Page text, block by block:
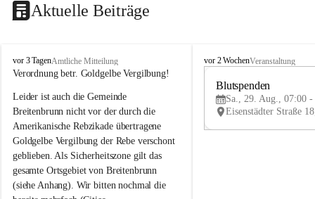
Aktuelle Beiträge
B
r
i
t
e
n
b
r
u
n
vor 3 TagenAmtliche Mitteilung
Verordnung betr. Goldgelbe Vergilbung!
Leider ist auch die Gemeinde
Breitenbrunn nicht vor der durch die
Amerikanische Rebzikade übertragene
Goldgelbe Vergilbung der Rebe verschont
geblieben. Als Sicherheitszone gilt das
gesamte Ortsgebiet von Breitenbrunn
(siehe Anhang). Wir bitten nochmal die
B
e
vor 2 WochenVeranstaltung
Blutspenden
Sa., 29. Aug., 07:00 -